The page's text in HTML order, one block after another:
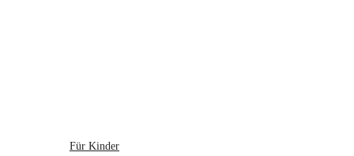
Für Kinder